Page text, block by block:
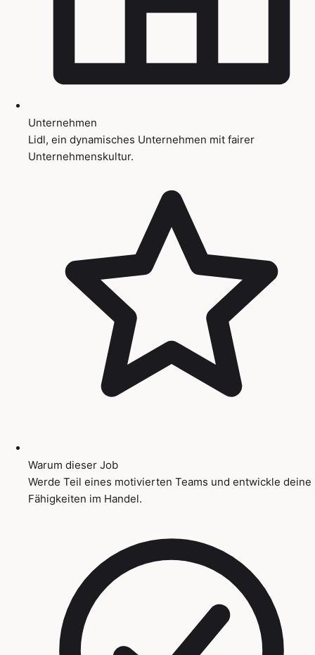
Unternehmen
Lidl, ein dynamisches Unternehmen mit fairer
Unternehmenskultur.
Warum dieser Job
Werde Teil eines motivierten Teams und entwickle deine
Fähigkeiten im Handel.